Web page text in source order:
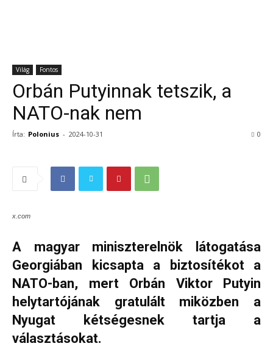
Világ Fontos
Orbán Putyinnak tetszik, a
NATO-nak nem
Írta: Polonius - 2024-10-31 0
x.com
A magyar miniszterelnök látogatása
Georgiában kicsapta a biztosítékot a
NATO-ban, mert Orbán Viktor Putyin
helytartójának gratulált miközben a
Nyugat kétségesnek tartja a
választásokat.